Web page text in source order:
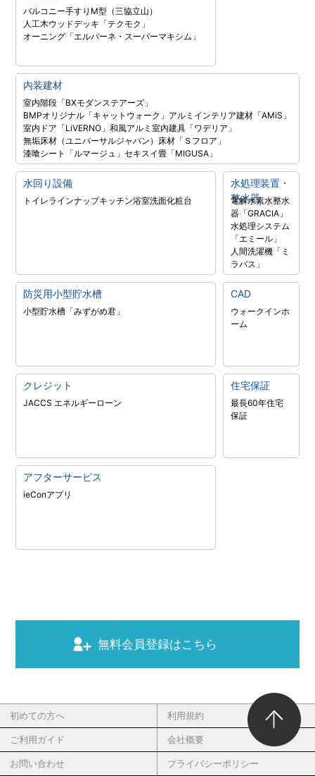
バルコニー手すりM型（三協立山）
人工木ウッドデッキ「テクモク」
オーニング「エルバーネ・スーパーマキシム」
内装建材
室内階段「BXモダンステアーズ」
BMPオリジナル「キャットウォーク」 アルミインテリア建材「AMiS」
室内ドア「LiVERNO」和風アルミ室内建具「ワデリア」
無垢床材（ユニバーサルジャパン） 床材「Ｓフロア」
漆喰シート「ルマージュ」セキスイ畳「MIGUSA」
水回り設備
トイレラインナップキッチン浴室洗面化粧台
水処理装置・
整水器
電解水素水整水
器「GRACIA」
水処理システム
「エミール」
人間洗濯機「ミ
ラバス」
防災用小型貯水槽
小型貯水槽「みずがめ君」
CAD
ウォークインホ
ーム
クレジット
JACCS エネルギーローン
住宅保証
最長60年住宅
保証
アフターサービス
ieConアプリ
無料会員登録はこちら
初めての方へ 利用規約
ご利用ガイド 会社概要
お問い合わせ プライバシーポリシー